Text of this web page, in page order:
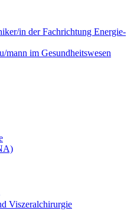
Viszeralchirurgie
in der Fachrichtung Energie-
im Gesundheitswesen